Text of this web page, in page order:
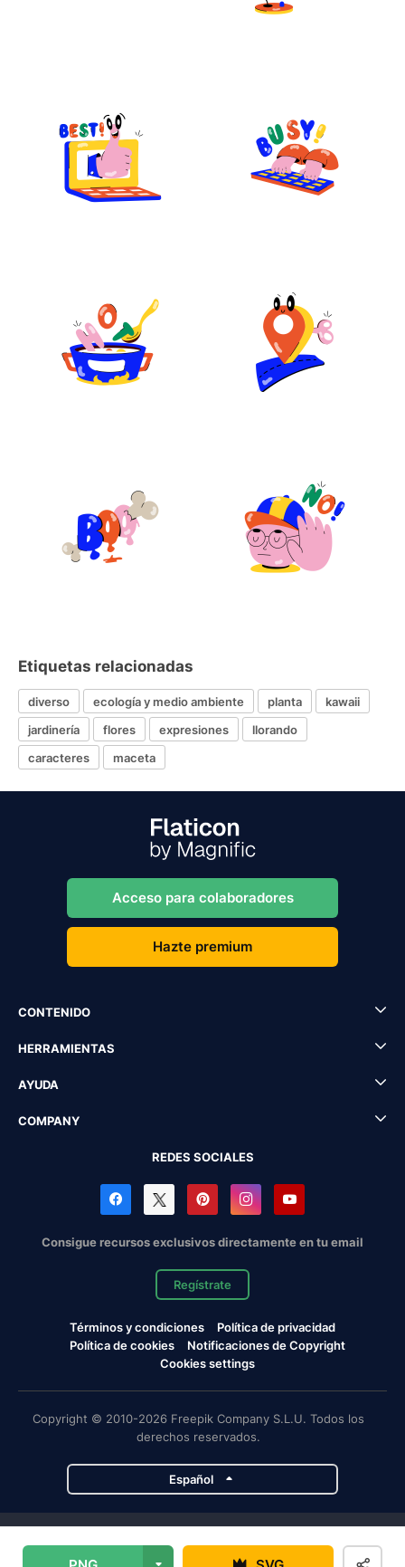
Etiquetas relacionadas
diverso ecología y medio ambiente planta
kawaii
jardinería
flores expresiones
llorando
caracteres
maceta
Acceso para colaboradores
Hazte premium
CONTENIDO
HERRAMIENTAS
AYUDA
COMPANY
REDES SOCIALES
Consigue recursos exclusivos directamente en tu email
Regístrate
Términos y condiciones
Política de privacidad
Política de cookies
Notificaciones de Copyright
Cookies settings
Copyright © 2010-2026 Freepik Company S.L.U. Todos los
derechos reservados.
Español